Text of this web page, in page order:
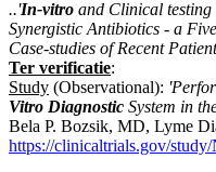
..'In-vitro and Clinical
Synergistic Antibiotics - a
Case-studies of Recent
Ter verificatie:
Study (Observational):
Vitro Diagnostic System in
Bela P. Bozsik, MD, Lyme
https://clinicaltrials.gov/